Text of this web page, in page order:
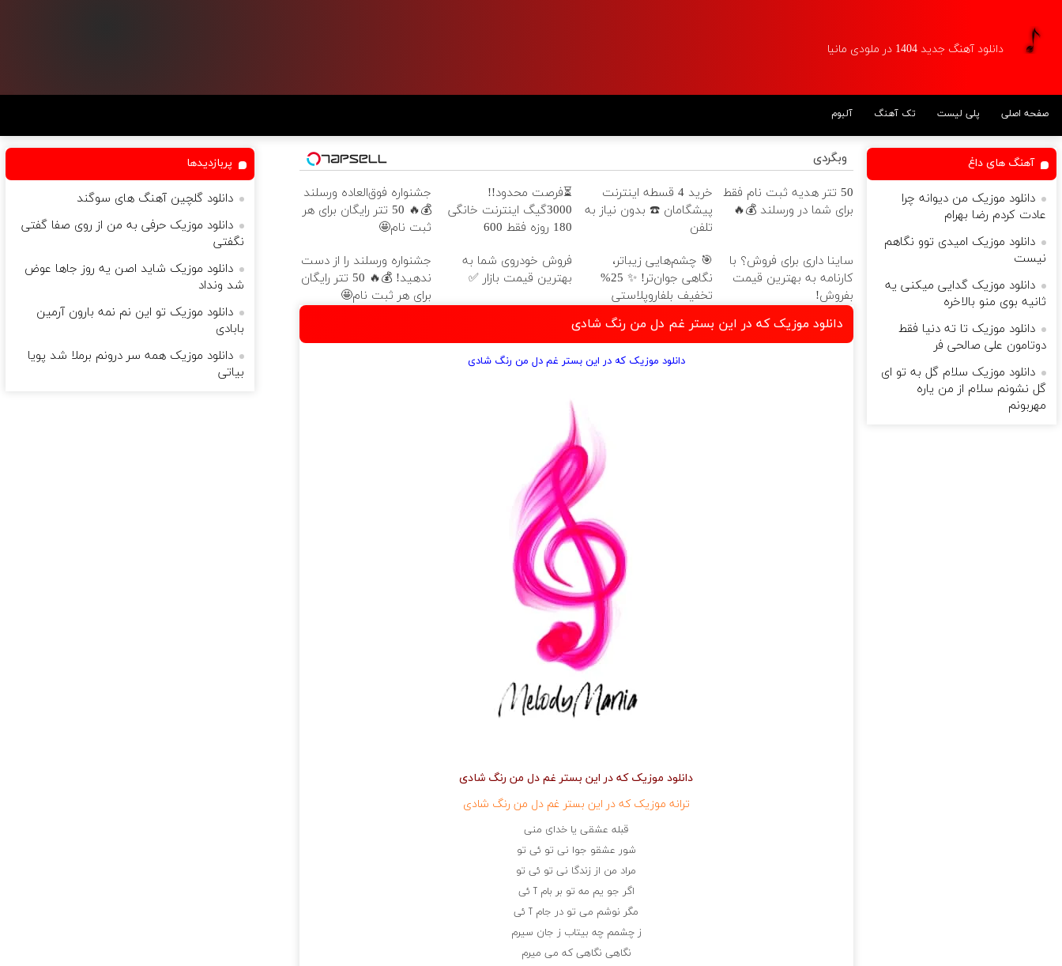
دانلود آهنگ جدید 1404 در ملودی مانیا
صفحه اصلی پلی لیست تک آهنگ آلبوم
وبگردی
50 تتر هدیه ثبت نام فقط
برای شما در ورسلند 💰🔥
خرید 4 قسطه اینترنت
پیشگامان ☎️ بدون نیاز به
تلفن
⏳فرصت محدود!!
3000گیگ اینترنت خانگی
180 روزه فقط 600
جشنواره فوق‌العاده ورسلند
💰🔥 50 تتر رایگان برای هر
ثبت نام🤩
ساینا داری برای فروش؟ با
کارنامه به بهترین قیمت
بفروش!
🎯 چشم‌هایی زیباتر،
نگاهی جوان‌تر! ✨ 25%
تخفیف بلفاروپلاستی
فروش خودروی شما به
بهترین قیمت بازار ✅
جشنواره ورسلند را از دست
ندهید! 💰🔥 50 تتر رایگان
برای هر ثبت نام🤩
دانلود موزیک که در این بستر غم دل من رنگ شادی
دانلود موزیک که در این بستر غم دل من رنگ شادی
دانلود موزیک که در این بستر غم دل من رنگ شادی
ترانه موزیک که در این بستر غم دل من رنگ شادی
قبله عشقی یا خدای منی
شور عشقو جوا نی تو ئی تو
مراد من از زندگا نی تو ئی تو
اگر جو یم مه تو بر بام آ ئی
مگر نوشم می تو در جام آ ئی
ز چشمم چه بیتاب ز جان سیرم
نگاهی نگاهی که می میرم
آهنگ های داغ
دانلود موزیک من دیوانه چرا
عادت کردم رضا بهرام
دانلود موزیک امیدی توو نگاهم
نیست
دانلود موزیک گدایی میکنی یه
ثانیه بوی منو بالاخره
دانلود موزیک تا ته دنیا فقط
دوتامون علی صالحی فر
دانلود موزیک سلام گل به تو ای
گل نشونم سلام از من یاره
مهربونم
پربازدیدها
دانلود گلچین آهنگ های سوگند
دانلود موزیک حرفی به من از روی صفا گفتی
نگفتی
دانلود موزیک شاید اصن یه روز جاها عوض
شد ونداد
دانلود موزیک تو این نم نمه بارون آرمین
بابادی
دانلود موزیک همه سر درونم برملا شد پویا
بیاتی